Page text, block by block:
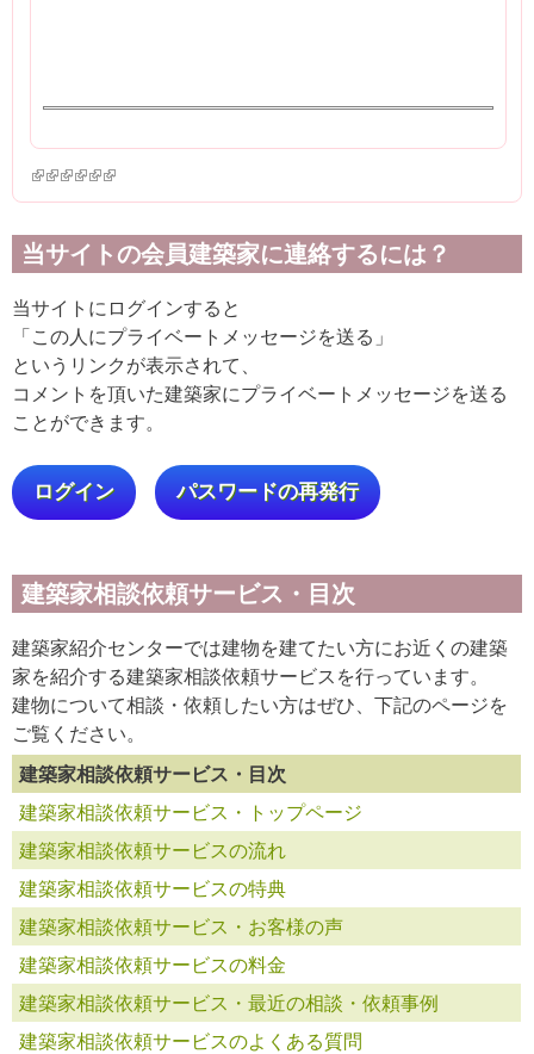
(link is external)
(link is external)
(link is external)
(link is external)
(link is external)
(link is external)
当サイトの会員建築家に連絡するには？
当サイトにログインすると
「この人にプライベートメッセージを送る」
というリンクが表示されて、
コメントを頂いた建築家にプライベートメッセージを送る
ことができます。
ログイン パスワードの再発行
建築家相談依頼サービス・目次
建築家紹介センターでは建物を建てたい方にお近くの建築
家を紹介する建築家相談依頼サービスを行っています。
建物について相談・依頼したい方はぜひ、下記のページを
ご覧ください。
建築家相談依頼サービス・目次
建築家相談依頼サービス・トップページ
建築家相談依頼サービスの流れ
建築家相談依頼サービスの特典
建築家相談依頼サービス・お客様の声
建築家相談依頼サービスの料金
建築家相談依頼サービス・最近の相談・依頼事例
建築家相談依頼サービスのよくある質問